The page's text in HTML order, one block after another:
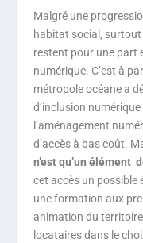
Malgré une
habitat social, surtout
restent pour une part
numérique. C’est à
métropole océane a
d’inclusion
l’aménagement
d’accès à bas coût.
n’est qu’un élément
cet accès un possible
une formation aux
animation du
locataires dans le